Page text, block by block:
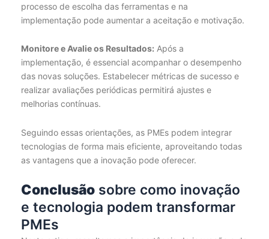
processo de escolha das ferramentas e na
implementação pode aumentar a aceitação e motivação.
Monitore e Avalie os Resultados: Após a
implementação, é essencial acompanhar o desempenho
das novas soluções. Estabelecer métricas de sucesso e
realizar avaliações periódicas permitirá ajustes e
melhorias contínuas.
Seguindo essas orientações, as PMEs podem integrar
tecnologias de forma mais eficiente, aproveitando todas
as vantagens que a inovação pode oferecer.
Conclusãosobre como inovação
e tecnologia podem transformar
PMEs